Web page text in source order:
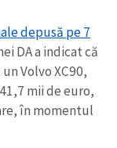
depusă pe 7
DA a indicat că
Volvo XC90,
mii de euro,
în momentul